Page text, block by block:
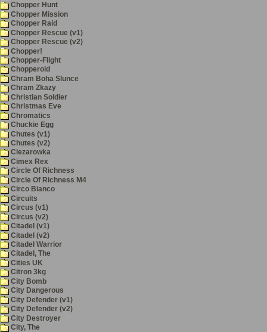
Chopper Hunt
Chopper Mission
Chopper Raid
Chopper Rescue (v1)
Chopper Rescue (v2)
Chopper!
Chopper-Flight
Chopperoid
Chram Boha Slunce
Chram Zkazy
Christian Soldier
Christmas Eve
Chromatics
Chuckie Egg
Chutes (v1)
Chutes (v2)
Ciezarowka
Cimex Rex
Circle Of Richness
Circle Of Richness M4
Circo Bianco
Circuits
Circus (v1)
Circus (v2)
Citadel (v1)
Citadel (v2)
Citadel Warrior
Citadel, The
Cities UK
Citron 3kg
City Bomb
City Dangerous
City Defender (v1)
City Defender (v2)
City Destroyer
City, The